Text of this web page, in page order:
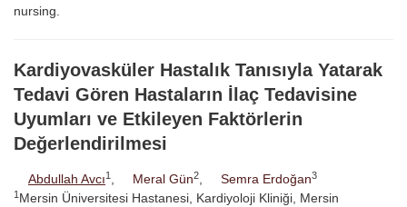
nursing.
Kardiyovasküler Hastalık Tanısıyla Yatarak
Tedavi Gören Hastaların İlaç Tedavisine
Uyumları ve Etkileyen Faktörlerin
Değerlendirilmesi
Abdullah Avcı1 , Meral Gün2, Semra Erdoğan3
1 Mersin Üniversitesi Hastanesi, Kardiyoloji Kliniği, Mersin